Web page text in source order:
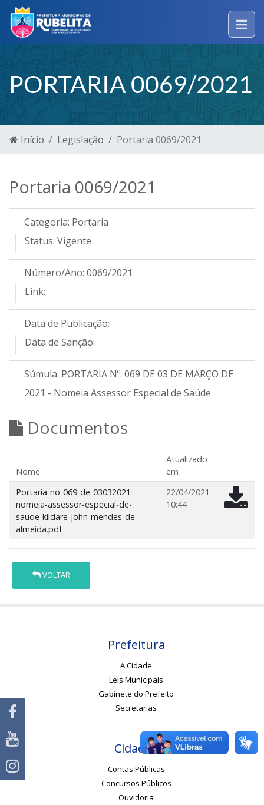
PORTARIA 0069/2021
Início Legislação Portaria 0069/2021
Portaria 0069/2021
Categoria: Portaria
Status: Vigente
Número/Ano: 0069/2021
Link:
Data de Publicação:
Data de Sanção:
Súmula: PORTARIA Nº. 069 DE 03 DE MARÇO DE
2021 - Nomeia Assessor Especial de Saúde
Documentos
Nome
Atualizado
em
Portaria-no-069-de-03032021-
nomeia-assessor-especial-de-
saude-kildare-john-mendes-de-
almeida.pdf
22/04/2021
10:44
VOLTAR
Prefeitura
A Cidade
Leis Municipais
Gabinete do Prefeito
Secretarias
Cidadão
Contas Públicas
Concursos Públicos
Ouvidoria